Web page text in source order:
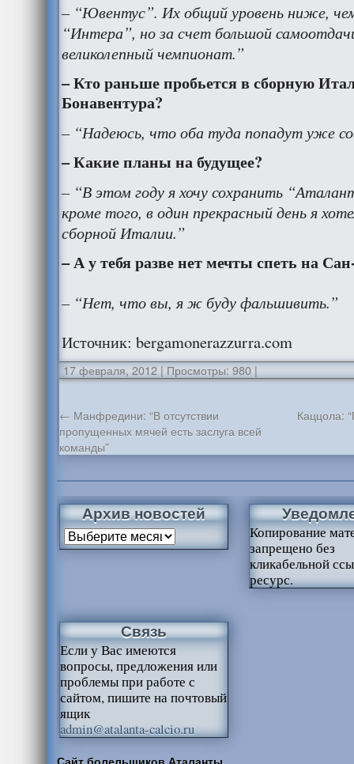
– “Ювентус”. Их общий уровень ниже,
“Интера”, но за счет большой
великолепный чемпионат.”
– Кто раньше пробьется в сборную
Бонавентура?
– “Надеюсь, что оба туда попадут уже
– Какие планы на будущее?
– “В этом году я хочу сохранить
кроме того, в один прекрасный день я
сборной Италии.”
– А у тебя разве нет мечты спеть на
– “Нет, что вы, я ж буду фальшивить.”
Источник: bergamonerazzurra.com
17 февраля, 2012 | Просмотры: 980|
← Манфредини: “В отсутствии
пропущенных мячей есть заслуга всей
команды”
Каццола:
Архив новостей
Копирование
запрещено без
кликабельной
ресурс.
Связь
Если у Вас имеются
вопросы, предложения или
проблемы при работе с
сайтом, пишите на почтовый
ящик
admin@atalanta-calcio.ru
Сайт болельщиков Аталанты